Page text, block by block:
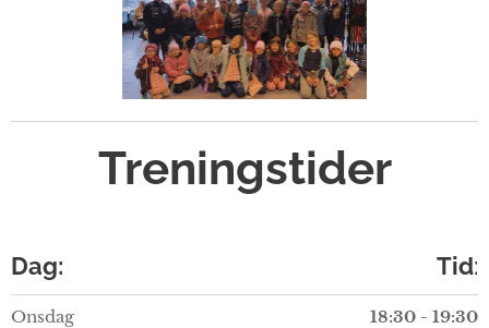
Treningstider
Dag: Tid:
Onsdag 18:30 - 19:30